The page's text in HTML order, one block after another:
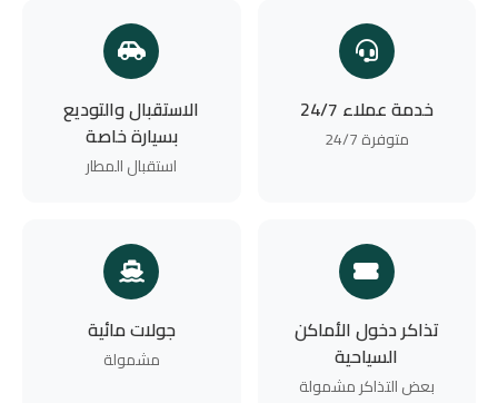
خدمة عملاء 24/7
متوفرة 24/7
الاستقبال والتوديع
بسيارة خاصة
استقبال المطار
تذاكر دخول الأماكن
السياحية
بعض التذاكر مشمولة
جولات مائية
مشمولة